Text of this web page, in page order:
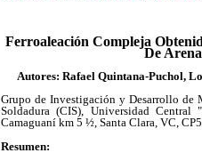
Ferroaleación Compleja
De
Autores: Rafael Quintana-Puchol,
Grupo de Investigación y Desarrollo de
Soldadura (CIS), Universidad
Camaguaní km 5 ½, Santa Clara, VC,
Resumen: